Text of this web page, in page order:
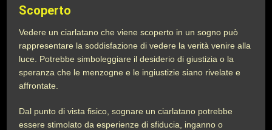
Scoperto
Vedere un ciarlatano che viene scoperto in un sogno può
rappresentare la soddisfazione di vedere la verità venire alla
luce. Potrebbe simboleggiare il desiderio di giustizia o la
speranza che le menzogne e le ingiustizie siano rivelate e
affrontate.
Dal punto di vista fisico, sognare un ciarlatano potrebbe
essere stimolato da esperienze di sfiducia, inganno o